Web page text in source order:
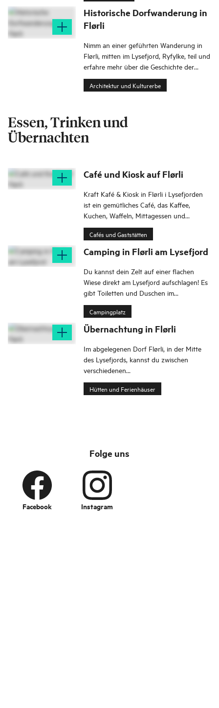
Historische Dorfwanderung in
Flørli
Nimm an einer geführten Wanderung in
Flørli, mitten im Lysefjord, Ryfylke, teil und
erfahre mehr über die Geschichte der
ehemaligen Machtgesellschaft.
Architektur und Kulturerbe
Essen, Trinken und
Übernachten
Café und Kiosk auf Flørli
Kraft Kafé & Kiosk in Flørli i Lysefjorden
ist ein gemütliches Café, das Kaffee,
Kuchen, Waffeln, Mittagessen und
traditionelle norwegische Gerichte serviert.
Cafés und Gaststätten
Camping in Flørli am Lysefjord
Du kannst dein Zelt auf einer flachen
Wiese direkt am Lysefjord aufschlagen! Es
gibt Toiletten und Duschen im
historischen Kraftwerk, nur 100 Meter
entfernt.
Campingplatz
Übernachtung in Flørli
Im abgelegenen Dorf Flørli, in der Mitte
des Lysefjords, kannst du zwischen
verschiedenen
Übernachtungsmöglichkeiten wählen.
Hütten und Ferienhäuser
Folge uns
Facebook Instagram